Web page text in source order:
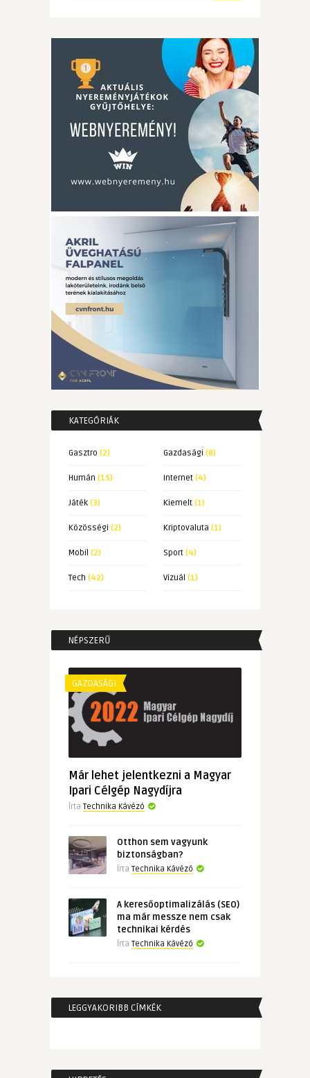
KATEGÓRIÁK
Gasztro (2) Gazdasági (8)
Humán (15) Internet(4)
Játék(3) Kiemelt(1)
Közösségi (2) Kriptovaluta (1)
Mobil (2) Sport(4)
Tech (42) Vizuál (1)
NÉPSZERŰ
GAZDASÁGI
Már lehet jelentkezni a Magyar
Ipari Célgép Nagydíjra
Írta Technika Kávézó
Otthon sem vagyunk
biztonságban?
Írta Technika Kávézó
A keresőoptimalizálás (SEO)
ma már messze nem csak
technikai kérdés
Írta Technika Kávézó
LEGGYAKORIBB CÍMKÉK